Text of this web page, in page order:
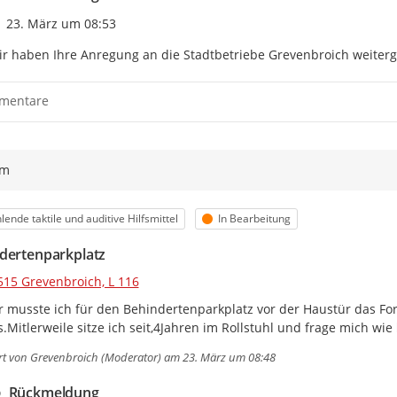
Das heißt:
Aber wir können die Barrieren
Wir wollen aber alle Barrieren in
maschinell erfolgen und es keine menschliche
Zeitpunkt des Erstellens
23. März um 08:53
haben Ihre Anregung an die Stadtbetriebe Grevenbroich
taktile und auditive Hilfsmittel Status
In Bearbeitung
Grevenbroich, L 116
musste ich für den Behindertenparkplatz vor der Haustür das
sitze ich seit,4Jahren im Rollstuhl und frage mich
von Grevenbroich (Moderator)am 23. März um 08:48
Rückmeldung